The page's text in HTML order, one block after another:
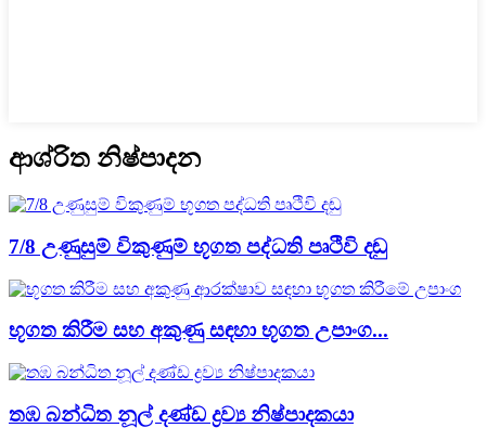
ආශ්රිත නිෂ්පාදන
7/8 උණුසුම් විකුණුම් භූගත පද්ධති පෘථිවි දඬු
භූගත කිරීම සහ අකුණු සඳහා භූගත උපාංග...
තඹ බන්ධිත නූල් දණ්ඩ ද්‍රව්‍ය නිෂ්පාදකයා